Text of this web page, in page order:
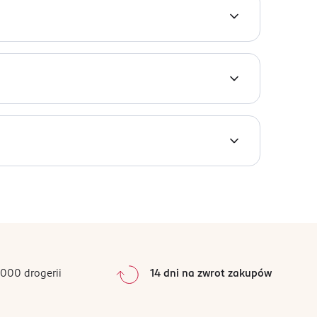
wariantu lub chcesz sprawdzić
0%
drogerii 14 dni na zwrot zakupów